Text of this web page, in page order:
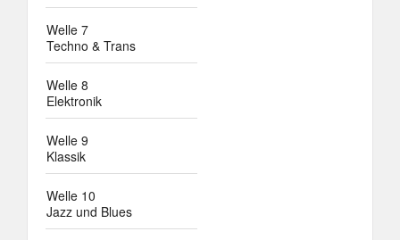
Welle 7
Techno & Trans
Welle 8
Elektronik
Welle 9
Klassik
Welle 10
Jazz und Blues